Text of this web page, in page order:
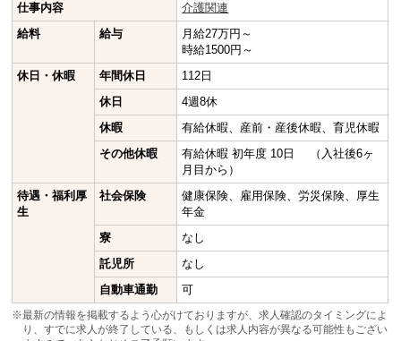
仕事内容
介護関連
給料
給与
月給27万円～
時給1500円～
休日・休暇
年間休日
112日
休日
4週8休
休暇
有給休暇、産前・産後休暇、育児休暇
その他休暇
有給休暇 初年度 10日 （入社後6ヶ
月目から）
待遇・福利厚
生
社会保険
健康保険、雇用保険、労災保険、厚生
年金
寮
なし
託児所
なし
自動車通勤
可
※最新の情報を掲載するよう心がけておりますが、求人確認のタイミングによ
り、すでに求人が終了している、もしくは求人内容が異なる可能性もござい